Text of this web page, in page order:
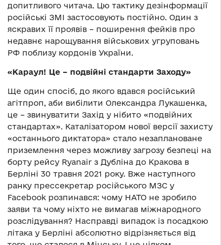
допитливого читача. Цю тактику дезінформації
російські ЗМІ застосовують постійно. Один з
яскравих її проявів – поширення фейків про
недавнє нарощування військових угруповань
РФ поблизу кордонів України.
«Караул! Це – подвійні стандарти Заходу»
Ще один спосіб, до якого вдався російський
агітпроп, аби вибілити Олександра Лукашенка,
це – звинуватити Захід у нібито «подвійних
стандартах». Каталізатором нової версії захисту
«останнього диктатора» стало незаплановане
приземлення через можливу загрозу безпеці на
борту рейсу Ryanair з Дубліна до Кракова в
Берліні 30 травня 2021 року. Вже наступного
ранку прессекретар російського МЗС у
Facebook розпинався: чому НАТО не зробило
заяви та чому ніхто не вимагав міжнародного
розслідування? Насправді випадок із посадкою
літака у Берліні абсолютно відрізняється від